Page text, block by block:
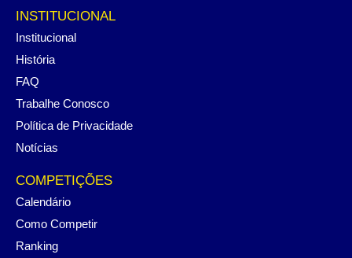
INSTITUCIONAL
Institucional
História
FAQ
Trabalhe Conosco
Política de Privacidade
Notícias
COMPETIÇÕES
Calendário
Como Competir
Ranking